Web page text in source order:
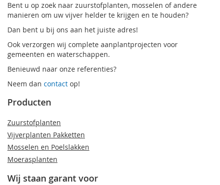
Bent u op zoek naar zuurstofplanten, mosselen of andere
manieren om uw vijver helder te krijgen en te houden?
Dan bent u bij ons aan het juiste adres!
Ook verzorgen wij complete aanplantprojecten voor
gemeenten en waterschappen.
Benieuwd naar onze referenties?
Neem dan contact op!
Producten
Zuurstofplanten
Vijverplanten Pakketten
Mosselen en Poelslakken
Moerasplanten
Wij staan garant voor